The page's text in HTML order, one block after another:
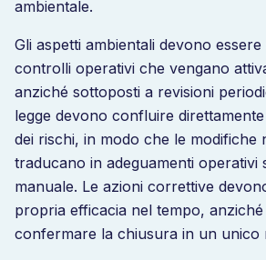
ambientale.
Gli aspetti ambientali devono
controlli operativi che vengano
anziché sottoposti a revisioni
legge devono confluire
dei rischi, in modo che le modifiche
traducano in adeguamenti operativi
manuale. Le azioni correttive
propria efficacia nel tempo, anziché
confermare la chiusura in un unico